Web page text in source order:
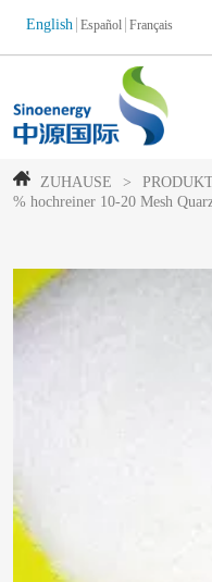
English Español Français
ZUHAUSE >
% hochreiner 10-20 Mesh